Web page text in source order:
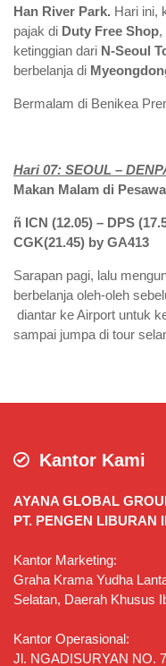
Han River Park. Hari ini,
pajak di Duty Free Shop,
ketinggian dari N-Seoul
berbelanja di
Bermalam di Benikea
Hari 07: SEOUL –
Makan Malam di
ñ ICN (12.05) – DPS (17.
CGK(21.45) by GA413
Sarapan pagi, lalu
berbelanja oleh-oleh
diantar ke Airport untuk
sampai jumpa di tour
Kantor Kami
AYANA GLOBAL
PT. PENGEN LIBURAN
Kantor Marketing:
Graha Krama Yudha
Selatan, Daerah Khusus
Kantor Operasional:
Jl. NGADISURYAN NO.